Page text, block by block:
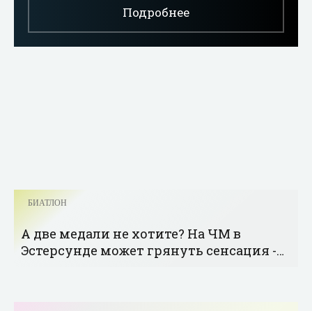
Подробнее
БИАТЛОН
А две медали не хотите? На ЧМ в
Эстерсунде может грянуть сенсация -